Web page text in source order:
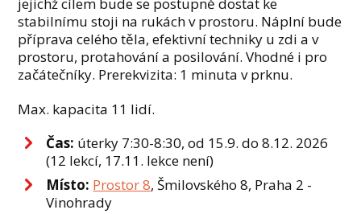
jejichž cílem bude se postupně dostat ke
stabilnímu stoji na rukách v prostoru. Náplní bude
příprava celého těla, efektivní techniky u zdi a v
prostoru, protahování a posilování. Vhodné i pro
začátečníky. Prerekvizita: 1 minuta v prknu.
Max. kapacita 11 lidí.
Čas: úterky 7:30-8:30, od 15.9. do 8.12. 2026
(12 lekcí, 17.11. lekce není)
Místo: Prostor 8, Šmilovského 8, Praha 2 -
Vinohrady